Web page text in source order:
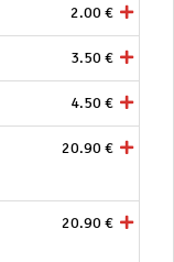
2.00 €
3.50 €
4.50 €
20.90 €
20.90 €